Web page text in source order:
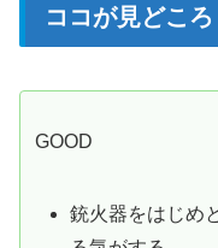
ココが見どころ
GOOD
銃火器をはじめ